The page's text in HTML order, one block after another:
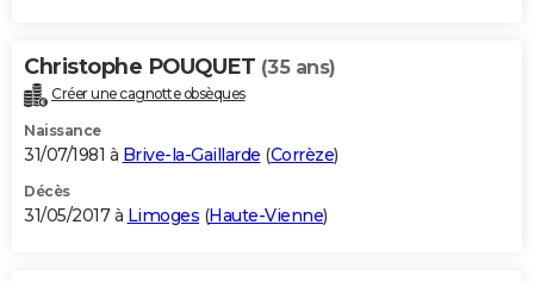
Christophe POUQUET (35 ans)
Créer une cagnotte obsèques
Naissance
31/07/1981 à Brive-la-Gaillarde (Corrèze)
Décès
31/05/2017 à Limoges (Haute-Vienne)